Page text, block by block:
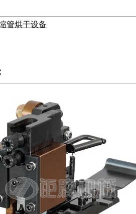
管烘干设备